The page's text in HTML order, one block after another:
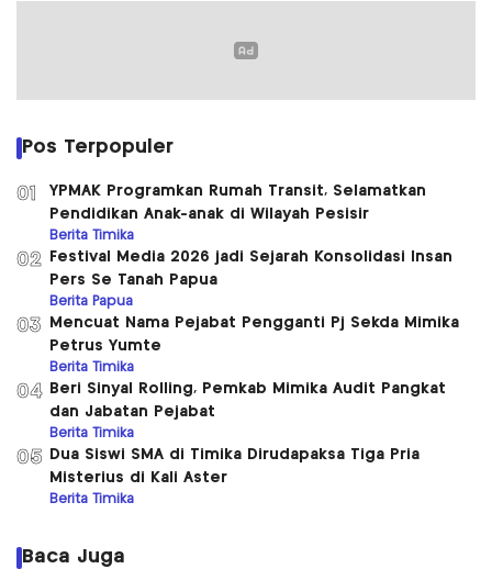
Pos Terpopuler
01
YPMAK Programkan Rumah Transit, Selamatkan
Pendidikan Anak-anak di Wilayah Pesisir
Berita Timika
02
Festival Media 2026 jadi Sejarah Konsolidasi Insan
Pers Se Tanah Papua
Berita Papua
03
Mencuat Nama Pejabat Pengganti Pj Sekda Mimika
Petrus Yumte
Berita Timika
04
Beri Sinyal Rolling, Pemkab Mimika Audit Pangkat
dan Jabatan Pejabat
Berita Timika
05
Dua Siswi SMA di Timika Dirudapaksa Tiga Pria
Misterius di Kali Aster
Berita Timika
Baca Juga